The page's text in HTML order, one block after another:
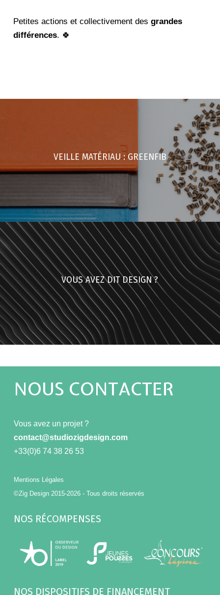
Petites actions et collectivement des grandes
différences. 🍀
VEILLE MATÉRIAU : GREENFIB
VOUS AVEZ DIT DESIGN ?
NOUS CONTACTER
Vous avez un projet ?
contact@studiozigdesign.com
+33(0)6 74 38 26 53
Mentions Légales
©Zig Design 2015-2026 - Tous droits réservés
NOS RÉCOMPENSES
NOS DISPOSITIFS DE FINANCEMENT